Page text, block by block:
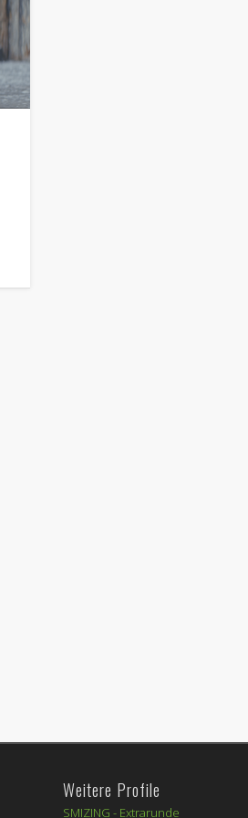
Weitere Profile
SMIZING - Extrarunde